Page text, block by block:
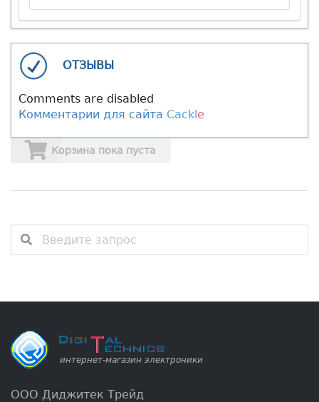
ОТЗЫВЫ
Comments are disabled
Комментарии для сайта Cackle
Корзина пока пуста
ООО Диджитек Трейд